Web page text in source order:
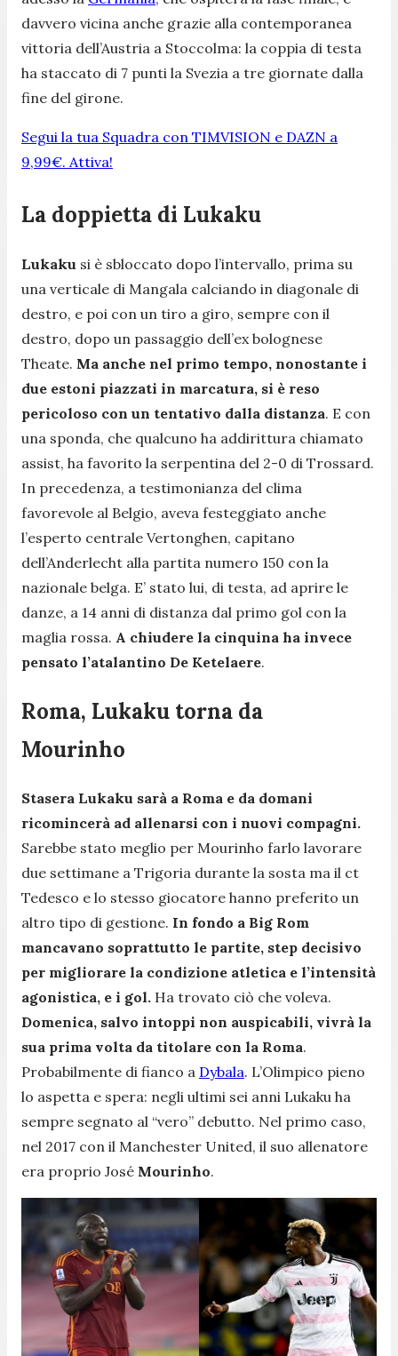
davvero vicina anche grazie alla contemporanea
vittoria dell’Austria a Stoccolma: la coppia di testa
ha staccato di 7 punti la Svezia a tre giornate dalla
fine del girone.
Segui la tua Squadra con TIMVISION e DAZN a
9,99€. Attiva!
La doppietta di Lukaku
Lukaku si è sbloccato dopo l’intervallo, prima su
una verticale di Mangala calciando in diagonale di
destro, e poi con un tiro a giro, sempre con il
destro, dopo un passaggio dell’ex bolognese
Theate. Ma anche nel primo tempo, nonostante i
due estoni piazzati in marcatura, si è reso
pericoloso con un tentativo dalla distanza. E con
una sponda, che qualcuno ha addirittura chiamato
assist, ha favorito la serpentina del 2-0 di Trossard.
In precedenza, a testimonianza del clima
favorevole al Belgio, aveva festeggiato anche
l’esperto centrale Vertonghen, capitano
dell’Anderlecht alla partita numero 150 con la
nazionale belga. E’ stato lui, di testa, ad aprire le
danze, a 14 anni di distanza dal primo gol con la
maglia rossa. A chiudere la cinquina ha invece
pensato l’atalantino De Ketelaere.
Roma, Lukaku torna da
Mourinho
Stasera Lukaku sarà a Roma e da domani
ricomincerà ad allenarsi con i nuovi compagni.
Sarebbe stato meglio per Mourinho farlo lavorare
due settimane a Trigoria durante la sosta ma il ct
Tedesco e lo stesso giocatore hanno preferito un
altro tipo di gestione. In fondo a Big Rom
mancavano soprattutto le partite, step decisivo
per migliorare la condizione atletica e l’intensità
agonistica, e i gol. Ha trovato ciò che voleva.
Domenica, salvo intoppi non auspicabili, vivrà la
sua prima volta da titolare con la Roma.
Probabilmente di fianco a Dybala. L’Olimpico pieno
lo aspetta e spera: negli ultimi sei anni Lukaku ha
sempre segnato al “vero” debutto. Nel primo caso,
nel 2017 con il Manchester United, il suo allenatore
era proprio José Mourinho.